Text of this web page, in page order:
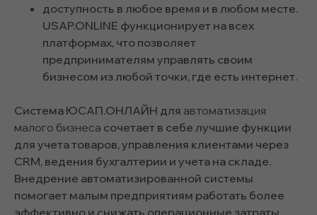
доступность в любое время и в любом месте.
USAP.ONLINE функционирует на всех
платформах, что позволяет
предпринимателям управлять своим
бизнесом из любой точки, где есть интернет.
Система ЮСАП.ОНЛАЙН для автоматизация
малого бизнеса сочетает в себе лучшие функции
для учета товаров, управления клиентами через
CRM, ведения бухгалтерии и учета на складе.
Внедрение автоматизированной системы
помогает малым предприятиям работать более